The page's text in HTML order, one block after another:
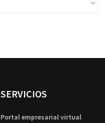
SERVICIOS
Portal empresarial virtual